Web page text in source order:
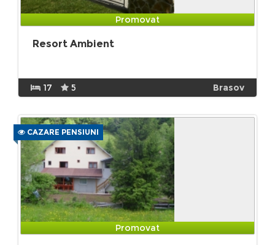
Promovat
Resort Ambient
17 5 Brasov
CAZARE PENSIUNI
Promovat